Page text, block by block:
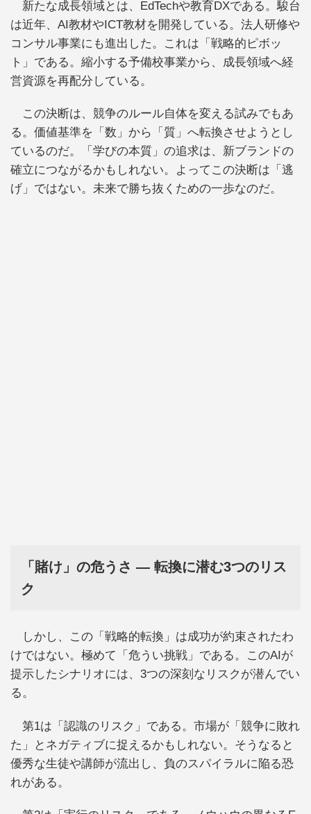
新たな成長領域とは、EdTechや教育DXである。駿台
は近年、AI教材やICT教材を開発している。法人研修や
コンサル事業にも進出した。これは「戦略的ピボッ
ト」である。縮小する予備校事業から、成長領域へ経
営資源を再配分している。
この決断は、競争のルール自体を変える試みでもあ
る。価値基準を「数」から「質」へ転換させようとし
ているのだ。「学びの本質」の追求は、新ブランドの
確立につながるかもしれない。よってこの決断は「逃
げ」ではない。未来で勝ち抜くための一歩なのだ。
「賭け」の危うさ ― 転換に潜む3つのリス
ク
しかし、この「戦略的転換」は成功が約束されたわ
けではない。極めて「危うい挑戦」である。このAIが
提示したシナリオには、3つの深刻なリスクが潜んでい
る。
第1は「認識のリスク」である。市場が「競争に敗れ
た」とネガティブに捉えるかもしれない。そうなると
優秀な生徒や講師が流出し、負のスパイラルに陥る恐
れがある。